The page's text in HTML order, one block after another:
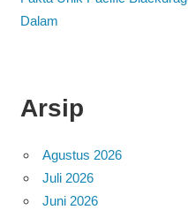
Dalam
Arsip
Agustus 2026
Juli 2026
Juni 2026